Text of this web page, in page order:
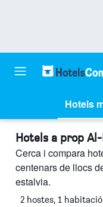
Hotels
Hotels a prop
Cerca i compara
centenars de llocs
estalvia.
2 hostes, 1 habitació